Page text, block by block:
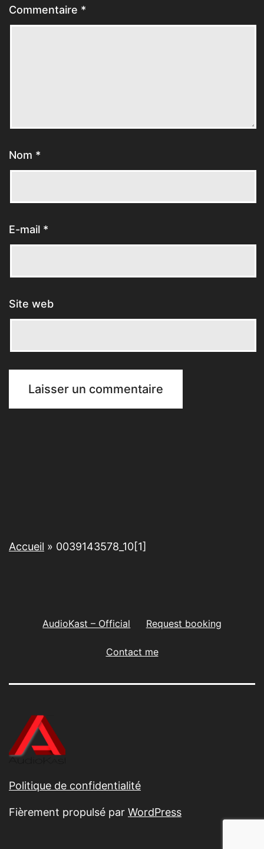
Commentaire *
Nom *
E-mail *
Site web
Accueil » 0039143578_10[1]
AudioKast – Official Request booking
Contact me
Politique de confidentialité
Fièrement propulsé par WordPress